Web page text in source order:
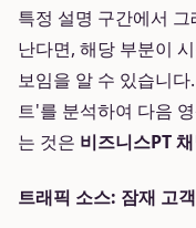
특정 설명 구간에서
난다면, 해당 부분이
보임을 알 수 있습니
트'를 분석하여 다음
는 것은 비즈니스PT
트래픽 소스: 잠재 고